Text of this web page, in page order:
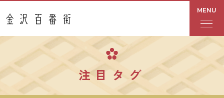
MENU
フロアガイド
あんと
注目タグ